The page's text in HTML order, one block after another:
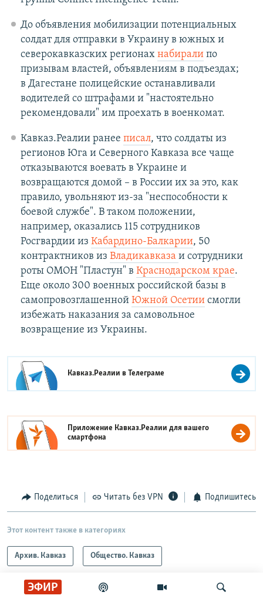
ЭФИР
До объявления мобилизации потенциальных
солдат для отправки в Украину в южных и
северокавказских регионах набиралипо
призывам властей, объявлениям в подъездах;
в Дагестане полицейские останавливали
водителей со штрафами и "настоятельно
рекомендовали" им проехать в военкомат.
Кавказ.Реалии ранее писал, что солдаты из
регионов Юга и Северного Кавказа все чаще
отказываются воевать в Украине и
возвращаются домой – в России их за это, как
правило, увольняют из-за "неспособности к
боевой службе". В таком положении,
например, оказались 115 сотрудников
Росгвардии из Кабардино-Балкарии, 50
контрактников из Владикавказа и сотрудники
роты ОМОН "Пластун" в Краснодарском крае.
Еще около 300 военных российской базы в
самопровозглашенной Южной Осетиисмогли
избежать наказания за самовольное
возвращение из Украины.
Кавказ.Реалии вТелеграме
Приложение Кавказ.Реалии для вашего
смартфона
Поделиться Читать без VPN Подпишитесь
Этот контент также в категориях
Архив. Кавказ Общество. Кавказ